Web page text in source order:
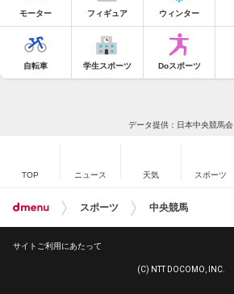
モーター フィギュア ウィンター
自転車 学生スポーツ Doスポーツ
データ提供：日本中央競馬会
TOP ニュース 天気 スポーツ
スポーツ 中央競馬
サイトご利用にあたって
(C) NTT DOCOMO, INC.